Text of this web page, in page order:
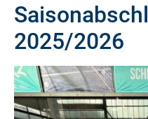
2025/2026